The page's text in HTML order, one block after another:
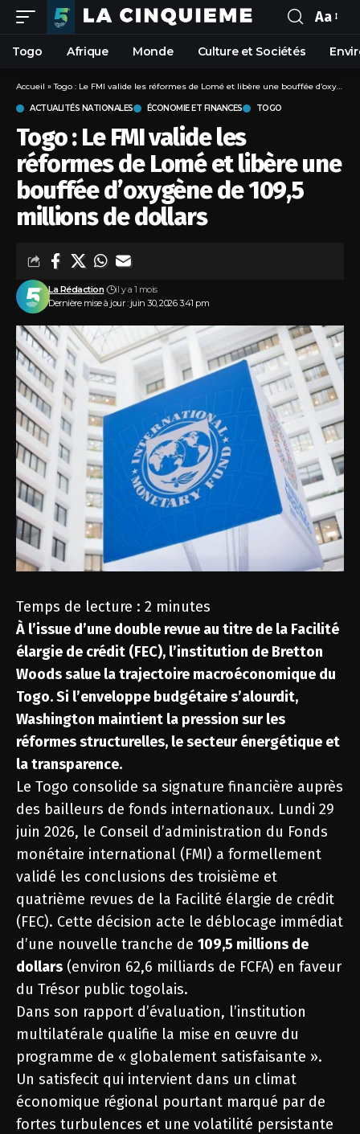
Aa
Togo Afrique Monde Culture et Sociétés
Accueil »Togo : Le FMI valide les réformes de Lomé et libère une bouffée d’oxygène de 109,5 millions de dollars
ACTUALITÉS NATIONALES ÉCONOMIE ET FINANCES TOGO
Togo : Le FMI valide les
réformes de Lomé et libère une
bouffée d’oxygène de 109,5
millions de dollars
Dernière mise à jour : juin 30, 2026 3:41 pm
La Rédaction il y a 1 mois
Temps de lecture : 2 minutes
À l’issue d’une double revue au titre de la Facilité
élargie de crédit (FEC), l’institution de Bretton
Woods salue la trajectoire macroéconomique du
Togo. Si l’enveloppe budgétaire s’alourdit,
Washington maintient la pression sur les
réformes structurelles, le secteur énergétique et
la transparence.
Le Togo consolide sa signature financière auprès
des bailleurs de fonds internationaux. Lundi 29
juin 2026, le Conseil d’administration du Fonds
monétaire international (FMI) a formellement
validé les conclusions des troisième et
quatrième revues de la Facilité élargie de crédit
(FEC). Cette décision acte le déblocage immédiat
d’une nouvelle tranche de 109,5 millions de
dollars (environ 62,6 milliards de FCFA) en faveur
du Trésor public togolais.
Dans son rapport d’évaluation, l’institution
multilatérale qualifie la mise en œuvre du
programme de « globalement satisfaisante ».
Un satisfecit qui intervient dans un climat
économique régional pourtant marqué par de
fortes turbulences et une volatilité persistante